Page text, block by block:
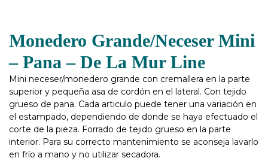
Monedero Grande/Neceser Mini
– Pana – De La Mur Line
Mini neceser/monedero grande con cremallera en la parte
superior y pequeña asa de cordón en el lateral. Con tejido
grueso de pana. Cada articulo puede tener una variación en
el estampado, dependiendo de donde se haya efectuado el
corte de la pieza. Forrado de tejido grueso en la parte
interior. Para su correcto mantenimiento se aconseja lavarlo
en frío a mano y no utilizar secadora.